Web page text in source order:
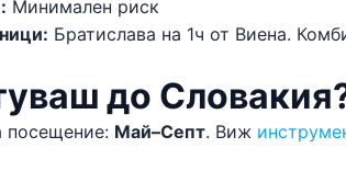
Минимален риск
Братислава на 1ч от Виена.
до
посещение: Май–Септ. Виж